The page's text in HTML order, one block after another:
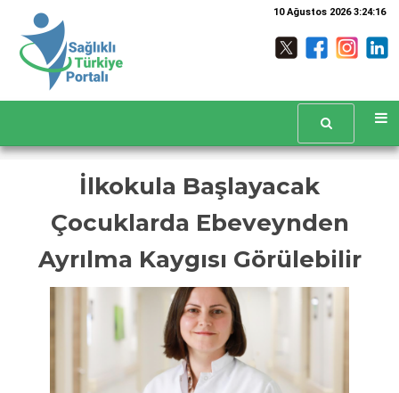
10 Ağustos 2026 3:24:17
İlkokula Başlayacak
Çocuklarda Ebeveynden
Ayrılma Kaygısı Görülebilir